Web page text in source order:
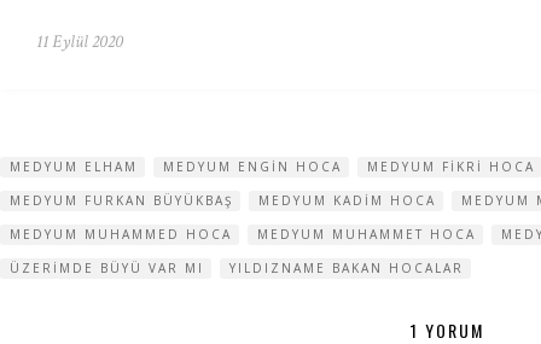
11 Eylül 2020
MEDYUM ELHAM MEDYUM ENGIN HOCA
MEDYUM FIKRI HOCA
MEDYUM FURKAN BÜYÜKBAŞ
MEDYUM KADIM HOCA
MEDYUM
MEDYUM MUHAMMED HOCA
MEDYUM MUHAMMET HOCA
ÜZERIMDE BÜYÜ VAR MI
YILDIZNAME BAKAN HOCALAR
1 YORUM